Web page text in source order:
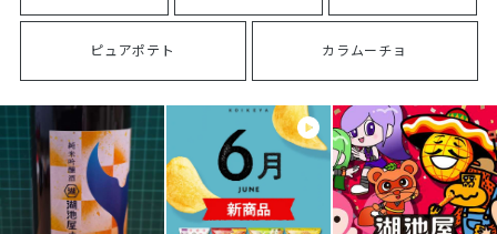
ピュアポテト カラムーチョ